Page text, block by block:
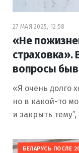
27 МАЯ 2025, 12:58
«Не
страховка».
вопросы
«Я очень долго
но в какой-то
и закрыть
БЕЛАРУСЬ ПОСЛЕ